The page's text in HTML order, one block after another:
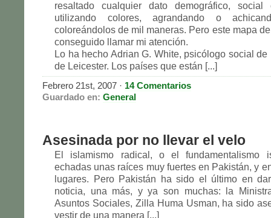
resaltado cualquier dato demográfico, social
utilizando colores, agrandando o
coloreándolos de mil maneras. Pero este mapa
conseguido llamar mi atención.
Lo ha hecho Adrian G. White, psicólogo social
de Leicester. Los países que están [...]
Febrero 21st, 2007 · 14 Comentarios
Guardado en: General
Asesinada por no llevar el velo
El islamismo radical, o el fundamentalismo
echadas unas raíces muy fuertes en Pakistán, y
lugares. Pero Pakistán ha sido el último en
noticia, una más, y ya son muchas: la
Asuntos Sociales, Zilla Huma Usman, ha sido
vestir de una manera [...]